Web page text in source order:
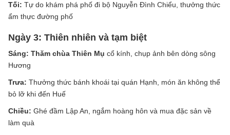
Tối:Tự do khám phá phố đi bộ Nguyễn Đình Chiểu, thưởng thức
ẩm thực đường phố
Ngày 3: Thiên nhiên và tạm biệt
Sáng: Thăm chùa Thiên Mụ cổ kính, chụp ảnh bên dòng sông
Hương
Trưa:Thưởng thức bánh khoái tại quán Hạnh, món ăn không thể
bỏ lỡ khi đến Huế
Chiều: Ghé đầm Lập An, ngắm hoàng hôn và mua đặc sản về
làm quà